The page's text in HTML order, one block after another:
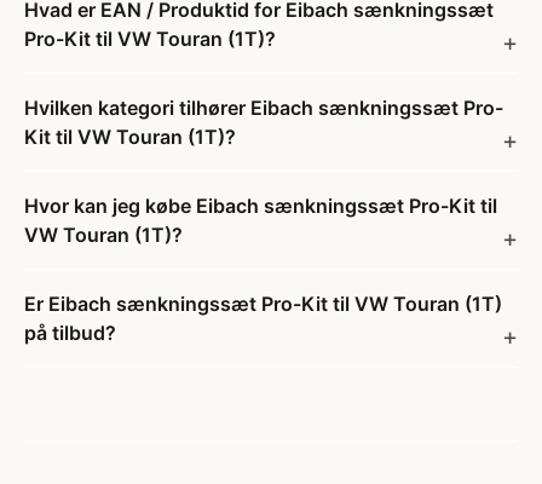
Hvad er EAN / Produktid for Eibach sænkningssæt
Pro-Kit til VW Touran (1T)?
Hvilken kategori tilhører Eibach sænkningssæt Pro-
Kit til VW Touran (1T)?
Hvor kan jeg købe Eibach sænkningssæt Pro-Kit til
VW Touran (1T)?
Er Eibach sænkningssæt Pro-Kit til VW Touran (1T)
på tilbud?